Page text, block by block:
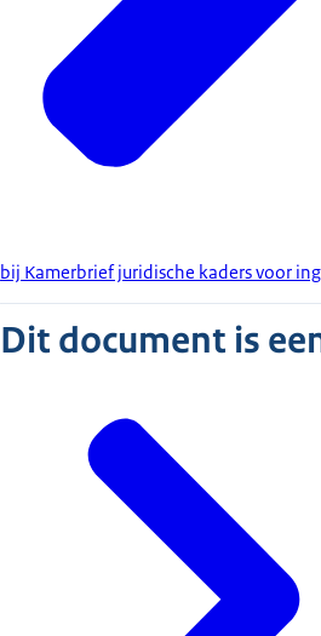
bij Kamerbrief juridische kaders voor
Dit document is